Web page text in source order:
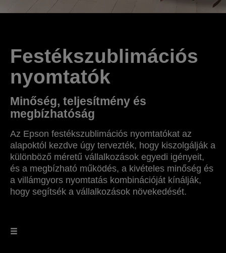
Festékszublimációs
nyomtatók
Minőség, teljesítmény és
megbízhatóság
Az Epson festékszublimációs nyomtatókat az
alapoktól kezdve úgy tervezték, hogy kiszolgálják a
különböző méretű vállalkozások egyedi igényeit,
és a megbízható működés, a kivételes minőség és
a villámgyors nyomtatás kombinációját kínálják,
hogy segítsék a vállalkozások növekedését.